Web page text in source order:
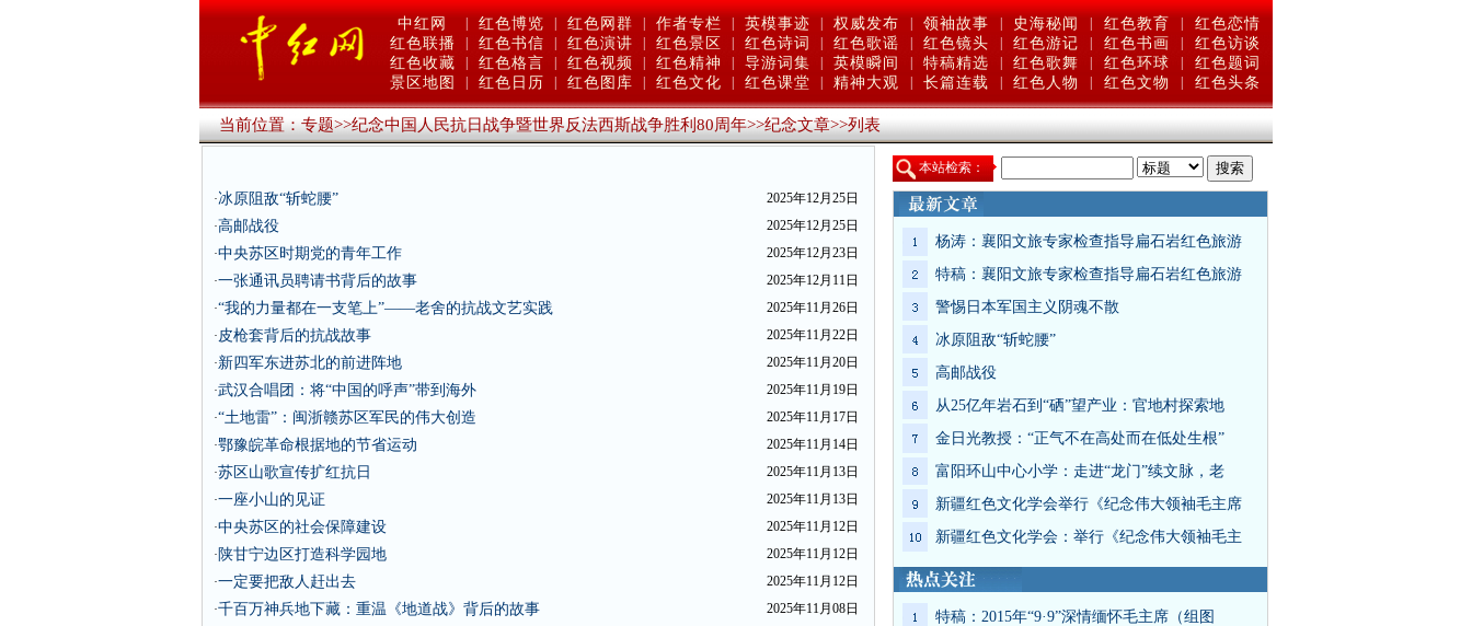
中红网 红色博览 红色网群 作者专栏 英模事迹 权威发布 领袖故事 史海秘闻 红色教育
红色恋情
红色联播
红色书信 红色演讲 红色景区 红色诗词 红色歌谣 红色镜头 红色游记 红色书画
红色访谈
红色收藏
红色格言 红色视频 红色精神 导游词集 英模瞬间 特稿精选 红色歌舞 红色环球
红色题词
景区地图
红色日历 红色图库 红色文化 红色课堂 精神大观 长篇连载 红色人物 红色文物 红色头条
当前位置：专题>>纪念中国人民抗日战争暨世界反法西斯战争胜利80周年>>纪念文章>>列表
·冰原阻敌“斩蛇腰”
2025年12月25日
·高邮战役
2025年12月25日
·中央苏区时期党的青年工作
2025年12月23日
·一张通讯员聘请书背后的故事
2025年12月11日
·“我的力量都在一支笔上”——老舍的抗战文艺实践
2025年11月26日
·皮枪套背后的抗战故事
2025年11月22日
·新四军东进苏北的前进阵地
2025年11月20日
·武汉合唱团：将“中国的呼声”带到海外
2025年11月19日
·“土地雷”：闽浙赣苏区军民的伟大创造
2025年11月17日
·鄂豫皖革命根据地的节省运动
2025年11月14日
·苏区山歌宣传扩红抗日
2025年11月13日
·一座小山的见证
2025年11月13日
·中央苏区的社会保障建设
2025年11月12日
· 陕甘宁边区打造科学园地
2025年11月12日
·一定要把敌人赶出去
2025年11月12日
·千百万神兵地下藏：重温《地道战》背后的故事
2025年11月08日
本站检索：
杨涛：襄阳文旅专家检查指导扁石岩红色旅游
特稿：襄阳文旅专家检查指导扁石岩红色旅游
警惕日本军国主义阴魂不散
冰原阻敌“斩蛇腰”
高邮战役
从25亿年岩石到“硒”望产业：官地村探索地
金日光教授：“正气不在高处而在低处生根”
富阳环山中心小学：走进“龙门”续文脉，老
新疆红色文化学会举行《纪念伟大领袖毛主席
新疆红色文化学会：举行《纪念伟大领袖毛主
特稿：2015年“9·9”深情缅怀毛主席（组图